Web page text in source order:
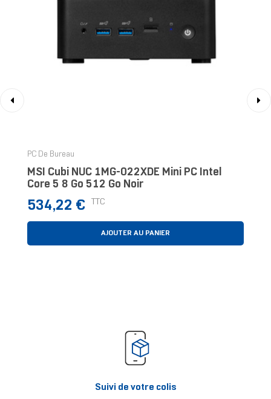
PC De Bureau
MSI Cubi NUC 1MG-022XDE Mini PC Intel
Core 5 8 Go 512 Go Noir
Prix
534,22 € TTC
AJOUTER AU PANIER
Suivi de votre colis